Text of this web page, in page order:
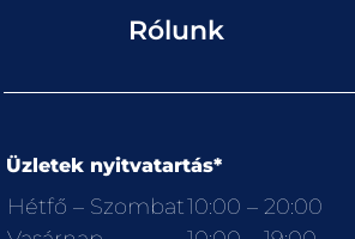
Rólunk
Üzletek nyitvatartás*
Hétfő – Szombat10:00 – 20:00